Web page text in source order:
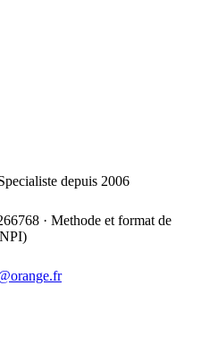
depuis 2006
· Methode et format de